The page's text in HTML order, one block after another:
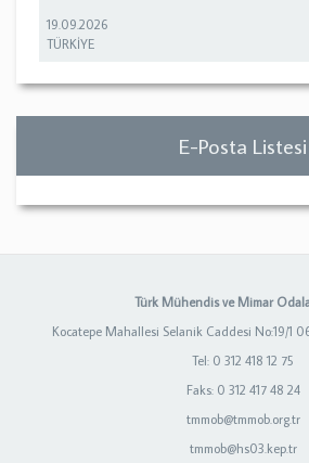
19.09.2026
TÜRKİYE
E-Posta Listesi
Türk Mühendis ve Mimar
Kocatepe Mahallesi Selanik Caddesi No:19/1
Tel: 0 312 418 12 75
Faks: 0 312 417 48 24
tmmob@tmmob.org.tr
tmmob@hs03.kep.tr